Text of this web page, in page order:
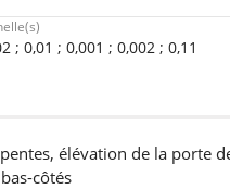
; 0,01 ; 0,001 ; 0,002 ; 0,11
élévation de la porte
côtés